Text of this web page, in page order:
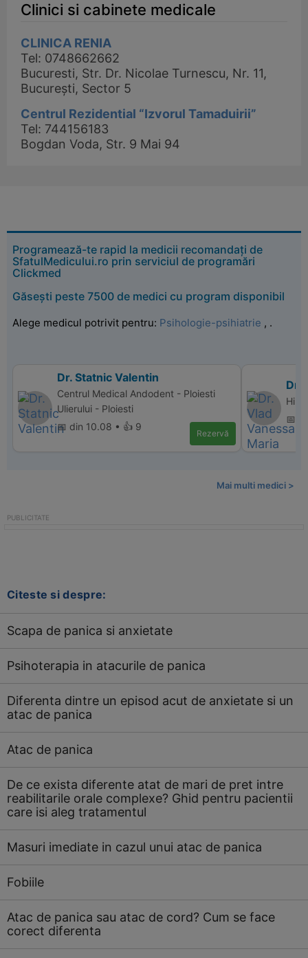
Clinici si cabinete medicale
CLINICA RENIA
Tel: 0748662662
Bucuresti, Str. Dr. Nicolae Turnescu, Nr. 11,
București, Sector 5
Centrul Rezidential “Izvorul Tamaduirii”
Tel: 744156183
Bogdan Voda, Str. 9 Mai 94
Programează-te rapid la medicii recomandați de
SfatulMedicului.ro prin serviciul de programări
Clickmed
Găsești peste 7500 de medici cu program disponibil
Alege medicul potrivit pentru: Psihologie-psihiatrie , .
Dr. Statnic Valentin
Centrul Medical Andodent - Ploiesti
Ulierului - Ploiesti
📅 din 10.08 • 👍 9
Rezervă
Dr.
📅
Mai multi medici >
Citeste si despre:
Scapa de panica si anxietate
Psihoterapia in atacurile de panica
Diferenta dintre un episod acut de anxietate si un
atac de panica
Atac de panica
De ce exista diferente atat de mari de pret intre
reabilitarile orale complexe? Ghid pentru pacientii
care isi aleg tratamentul
Masuri imediate in cazul unui atac de panica
Fobiile
Atac de panica sau atac de cord? Cum se face
corect diferenta